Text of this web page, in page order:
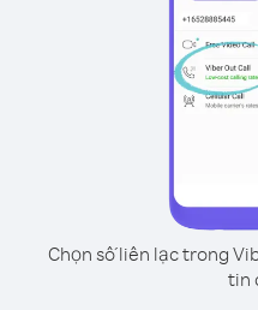
Chọn số liên lạc trong
tin